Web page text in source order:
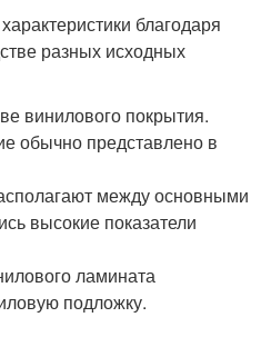
благодаря
разных исходных
винилового покрытия.
обычно представлено в
между основными
высокие показатели
ламината
подложку.